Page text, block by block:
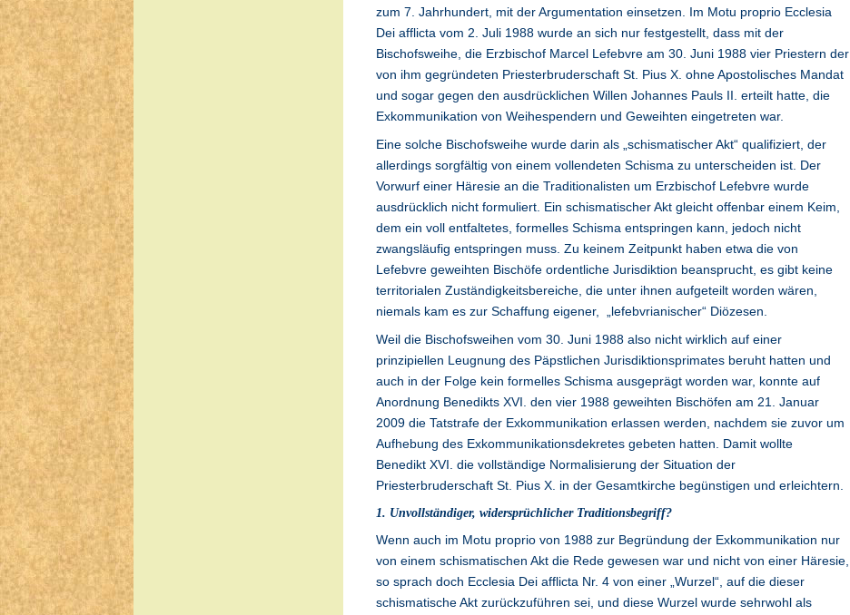
zum 7. Jahrhundert, mit der Argumentation einsetzen. Im Motu proprio Ecclesia
Dei afflicta vom 2. Juli 1988 wurde an sich nur festgestellt, dass mit der
Bischofsweihe, die Erzbischof Marcel Lefebvre am 30. Juni 1988 vier Priestern der
von ihm gegründeten Priesterbruderschaft St. Pius X. ohne Apostolisches Mandat
und sogar gegen den ausdrücklichen Willen Johannes Pauls II. erteilt hatte, die
Exkommunikation von Weihespendern und Geweihten eingetreten war.
Eine solche Bischofsweihe wurde darin als „schismatischer Akt“ qualifiziert, der
allerdings sorgfältig von einem vollendeten Schisma zu unterscheiden ist. Der
Vorwurf einer Häresie an die Traditionalisten um Erzbischof Lefebvre wurde
ausdrücklich nicht formuliert. Ein schismatischer Akt gleicht offenbar einem Keim,
dem ein voll entfaltetes, formelles Schisma entspringen kann, jedoch nicht
zwangsläufig entspringen muss. Zu keinem Zeitpunkt haben etwa die von
Lefebvre geweihten Bischöfe ordentliche Jurisdiktion beansprucht, es gibt keine
territorialen Zuständigkeitsbereiche, die unter ihnen aufgeteilt worden wären,
niemals kam es zur Schaffung eigener, „lefebvrianischer“ Diözesen.
Weil die Bischofsweihen vom 30. Juni 1988 also nicht wirklich auf einer
prinzipiellen Leugnung des Päpstlichen Jurisdiktionsprimates beruht hatten und
auch in der Folge kein formelles Schisma ausgeprägt worden war, konnte auf
Anordnung Benedikts XVI. den vier 1988 geweihten Bischöfen am 21. Januar
2009 die Tatstrafe der Exkommunikation erlassen werden, nachdem sie zuvor um
Aufhebung des Exkommunikationsdekretes gebeten hatten. Damit wollte
Benedikt XVI. die vollständige Normalisierung der Situation der
Priesterbruderschaft St. Pius X. in der Gesamtkirche begünstigen und erleichtern.
1. Unvollständiger, widersprüchlicher Traditionsbegriff?
Wenn auch im Motu proprio von 1988 zur Begründung der Exkommunikation nur
von einem schismatischen Akt die Rede gewesen war und nicht von einer Häresie,
so sprach doch Ecclesia Dei afflicta Nr. 4 von einer „Wurzel“, auf die dieser
schismatische Akt zurückzuführen sei, und diese Wurzel wurde sehrwohl als